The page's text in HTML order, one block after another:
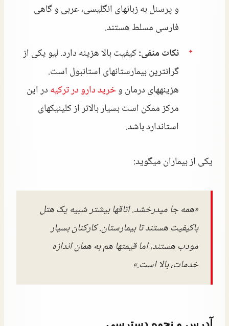
و پرسنل به زبانهای انگلیسی، عربی و گاهی
فارسی مسلط هستند.
نکات منفی:کیفیت بالا هزینه دارد. لیو یکی از
گرانترین بیمارستانهای استانبول است.
هزینههای درمان وخرید دارو در ترکیهدر این
مرکز ممکن است بسیار بالاتر از کلینیکهای
استاندارد باشد.
یکی از بیماران میگوید:
«همه جا میدرخشد. اتاقها بیشتر شبیه یک هتل
باکیفیت هستند تا بیمارستان. کارکنان بسیار
مودب هستند، اما قیمتها هم به همان اندازه
خدمات، بالا است.»